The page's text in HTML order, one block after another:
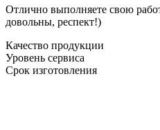
Отлично выполняете свою
довольны, респект!)
Качество продукции
Уровень сервиса
Срок изготовления